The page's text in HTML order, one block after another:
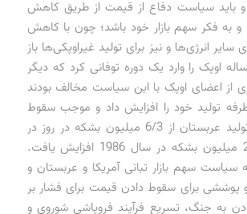
و باید سیاست دفاع از قیمت از طریق کاهش
و به فکر سهم بازار خود باشد؛ چون با کاهش
سایر انرژی‌ها و نیز برای تولید غیراوپکی‌ها باز
اوپک را وارد یک دوره توفانی کرد که دیگر
از اعضای اوپک با این سیاست مخالف بودند
تولید خود را افزایش داد و موجب سقوط
قیمت نفت شد. تولید عربستان از 6/3 میلیون بشکه در روز در
سال 1985 به 2/5 میلیون بشکه در سال 1986 افزایش یافت.
سهم بازار تبانی آمریکا و عربستان و
پوششی برای سقوط دادن قیمت برای فشار بر
به جنگ، تسریع فرآیند فروپاشی شوروی و